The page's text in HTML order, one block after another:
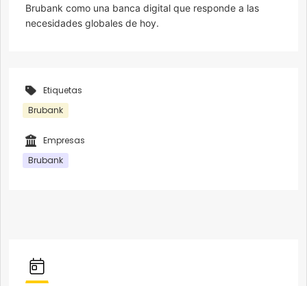
Brubank como una banca digital que responde a las
necesidades globales de hoy.
Etiquetas
Brubank
Empresas
Brubank